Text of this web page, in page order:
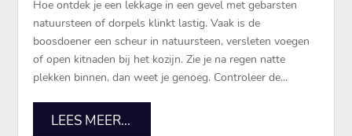
Hoe ontdek je een lekkage in een gevel met gebarsten
natuursteen of dorpels klinkt lastig.​ Vaak is de
boosdoener een scheur in natuursteen, versleten voegen
of open kitnaden bij het kozijn.​ Zie je na regen natte
plekken binnen, dan weet je genoeg.​ Controleer de...
LEES MEER...